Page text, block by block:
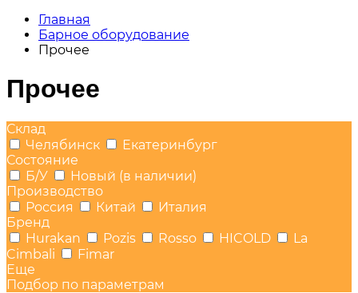
Главная
Барное оборудование
Прочее
Прочее
Склад
Челябинск
Екатеринбург
Состояние
Б/У
Новый (в наличии)
Производство
Россия
Китай
Италия
Бренд
Hurakan
Pozis Rosso HICOLD
La
Cimbali
Fimar
Еще
Подбор по параметрам